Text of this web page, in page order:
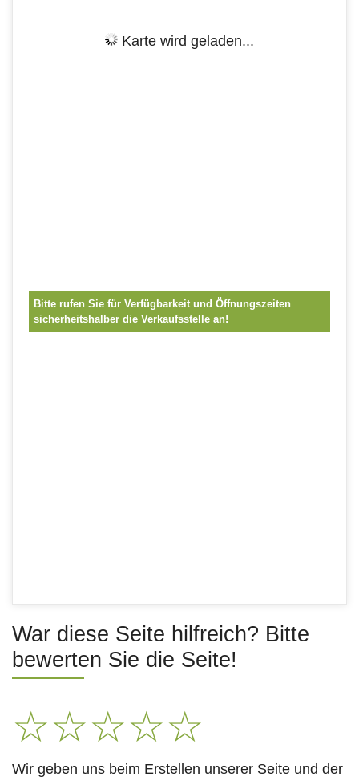
Karte wird geladen...
Bitte rufen Sie für Verfügbarkeit und Öffnungszeiten
sicherheitshalber die Verkaufsstelle an!
War diese Seite hilfreich? Bitte
bewerten Sie die Seite!
☆☆☆☆☆
Wir geben uns beim Erstellen unserer Seite und der